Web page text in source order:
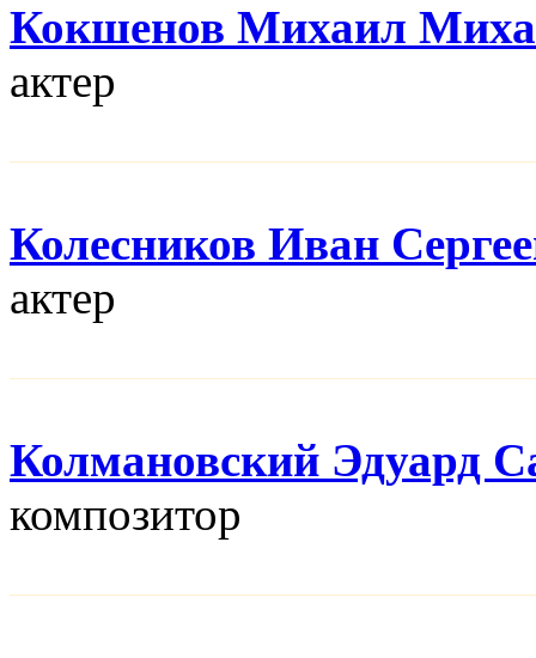
Кокшенов Михаил
актер
Колесников Иван
актер
Колмановский Эдуард
композитор